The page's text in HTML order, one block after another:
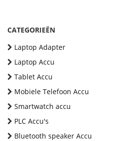
CATEGORIEËN
Laptop Adapter
Laptop Accu
Tablet Accu
Mobiele Telefoon Accu
Smartwatch accu
PLC Accu's
Bluetooth speaker Accu